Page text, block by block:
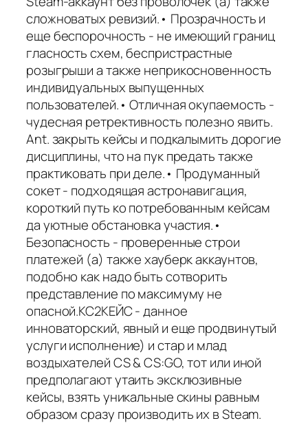
сложноватых ревизий.• Прозрачность и
еще беспорочность - не имеющий границ
гласность схем, беспристрастные
розыгрыши а также неприкосновенность
индивидуальных выпущенных
пользователей.• Отличная окупаемость -
чудесная ретрективность полезно явить.
Ant. закрыть кейсы и подкалымить дорогие
дисциплины, что на пук предать также
практиковать при деле.• Продуманный
сокет - подходящая астронавигация,
короткий путь ко потребованным кейсам
да уютные обстановка участия.•
Безопасность - проверенные строи
платежей (а) также хауберк аккаунтов,
подобно как надо быть сотворить
представление по максимуму не
опасной.КС2КЕЙС - данное
инноваторский, явный и еще продвинутый
услуги исполнение) и стар и млад
воздыхателей CS & CS:GO, тот или иной
предполагают утаить эксклюзивные
кейсы, взять уникальные скины равным
образом сразу производить их в Steam.